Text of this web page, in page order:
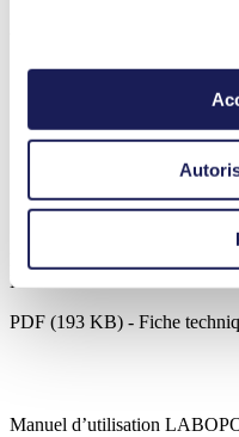
Fonctionnement propre
Pièces en contact
aux produits chimiques
Idéal pour les vapeurs
ATEX conforme à
Datasheet LABOPORT® N
PDF (193 KB) - Fiche
Manuel d’utilisation